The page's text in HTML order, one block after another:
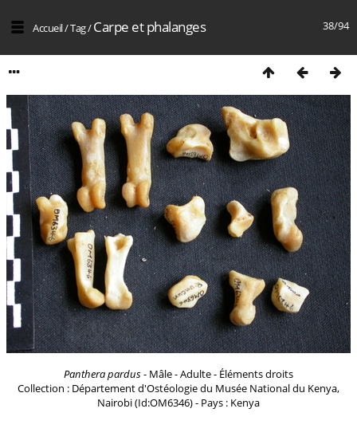
38/94
Accueil/Tag/Carpe et phalanges
Panthera pardus- Mâle - Adulte - Éléments droits
Collection : Département d'Ostéologie du Musée National du Kenya,
Nairobi (Id:OM6346) - Pays : Kenya